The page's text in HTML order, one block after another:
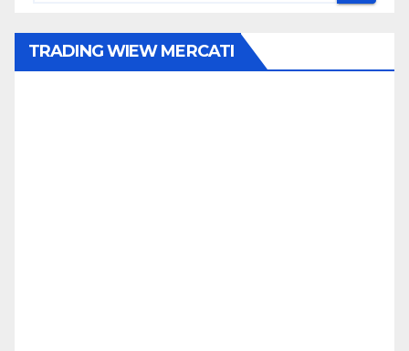
TRADING WIEW MERCATI